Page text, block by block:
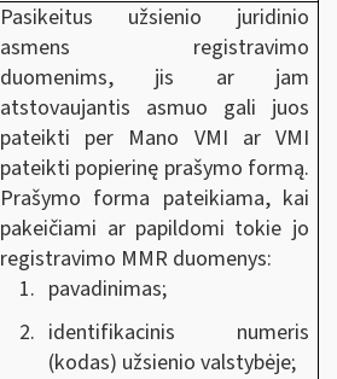
Pasikeitus užsienio juridinio
asmens registravimo
duomenims, jis ar jam
atstovaujantis asmuo gali juos
pateikti per Mano VMI ar VMI
pateikti popierinę prašymo formą.
Prašymo forma pateikiama, kai
pakeičiami ar papildomi tokie jo
registravimo MMR duomenys:
pavadinimas;
identifikacinis numeris
(kodas) užsienio valstybėje;